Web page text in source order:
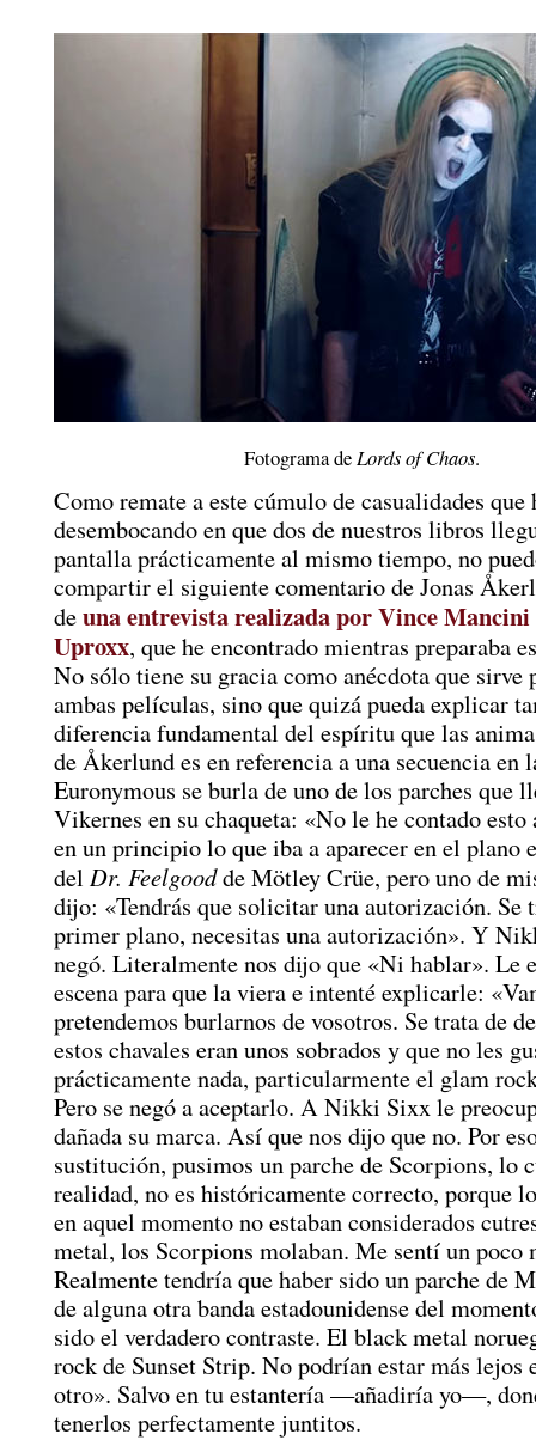
Fotograma de Lords of Chaos.
Como remate a este cúmulo de casualidades que
desembocando en que dos de nuestros libros
pantalla prácticamente al mismo tiempo, no
compartir el siguiente comentario de Jonas
deuna entrevista realizada por Vince
Uproxx, que he encontrado mientras preparaba
No sólo tiene su gracia como anécdota que sirve
ambas películas, sino que quizá pueda explicar
diferencia fundamental del espíritu que las
de Åkerlund es en referencia a una secuencia en
Euronymous se burla de uno de los parches que
Vikernes en su chaqueta: «No le he contado esto
en un principio lo que iba a aparecer en el plano
del Dr. Feelgoodde Mötley Crüe, pero uno de
dijo: «Tendrás que solicitar una autorización. Se
primer plano, necesitas una autorización». Y
negó. Literalmente nos dijo que «Ni hablar». Le
escena para que la viera e intenté explicarle:
pretendemos burlarnos de vosotros. Se trata de
estos chavales eran unos sobrados y que no les
prácticamente nada, particularmente el glam
Pero se negó a aceptarlo. A Nikki Sixx le
dañada su marca. Así que nos dijo que no. Por
sustitución, pusimos un parche de Scorpions, lo
realidad, no es históricamente correcto, porque
en aquel momento no estaban considerados
metal, los Scorpions molaban. Me sentí un poco
Realmente tendría que haber sido un parche de
de alguna otra banda estadounidense del
sido el verdadero contraste. El black metal
rock de Sunset Strip. No podrían estar más lejos
otro». Salvo en tu estantería —añadiría yo—,
tenerlos perfectamente juntitos.